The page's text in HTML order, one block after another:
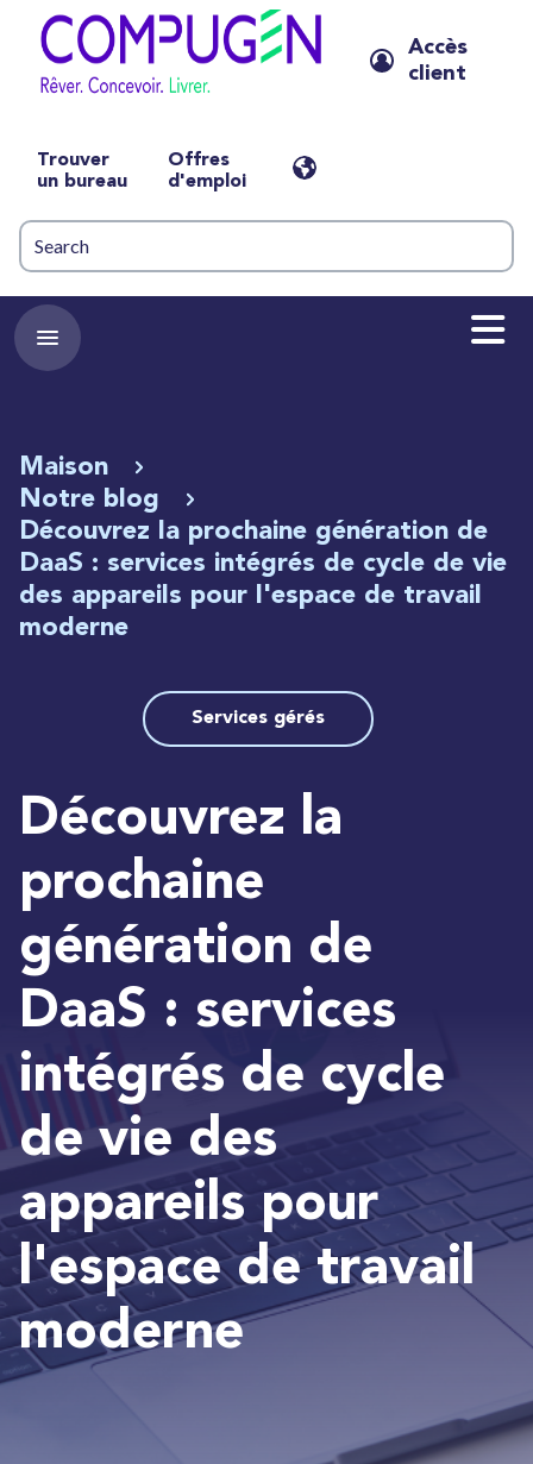
Accès
client
Trouver
un bureau
Offres
d'emploi
Maison
Notre blog
Découvrez la prochaine génération de
DaaS : services intégrés de cycle de vie
des appareils pour l'espace de travail
moderne
Services gérés
Découvrez la
prochaine
génération de
DaaS : services
intégrés de cycle
de vie des
appareils pour
l'espace de travail
moderne